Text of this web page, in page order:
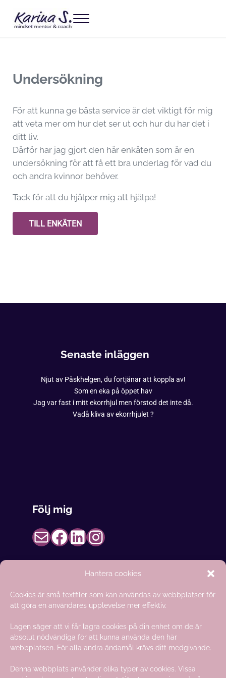
Hantera cookies
Cookies är små textfiler som kan användas av webbplatser för
att göra en användares upplevelse mer effektiv.
Lagen säger att vi får lagra cookies på din enhet om de är
absolut nödvändiga för att kunna använda den här
webbplatsen. För alla andra ändamål krävs ditt medgivande.
Denna webbplats använder olika typer av cookies. Vissa
Menu
Undersökning
För att kunna ge bästa service är det viktigt för mig
att veta mer om hur det ser ut och hur du har det i
ditt liv.
Därför har jag gjort den här enkäten som är en
undersökning för att få ett bra underlag för vad du
och andra kvinnor behöver.
Tack för att du hjälper mig att hjälpa!
TILL ENKÄTEN
Senaste inläggen
Njut av Påskhelgen, du fortjänar att koppla av!
Som en eka på öppet hav
Jag var fast i mitt ekorrhjul men förstod det inte då.
Vadå kliva av ekorrhjulet ?
Följ mig
Epost till Karina
Till Facebook
LinkedIn
Instagram
Vem är Karina?
mindset mentor och hjälper